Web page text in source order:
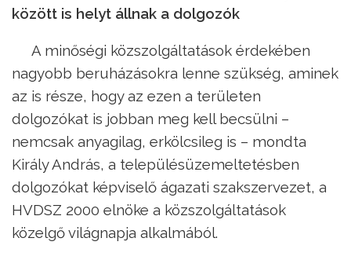
között is helyt állnak a dolgozók
A minőségi közszolgáltatások érdekében
nagyobb beruházásokra lenne szükség, aminek
az is része, hogy az ezen a területen
dolgozókat is jobban meg kell becsülni –
nemcsak anyagilag, erkölcsileg is – mondta
Király András, a településüzemeltetésben
dolgozókat képviselő ágazati szakszervezet, a
HVDSZ 2000 elnöke a közszolgáltatások
közelgő világnapja alkalmából.